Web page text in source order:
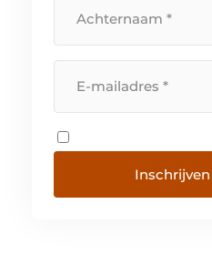
Inschrijven